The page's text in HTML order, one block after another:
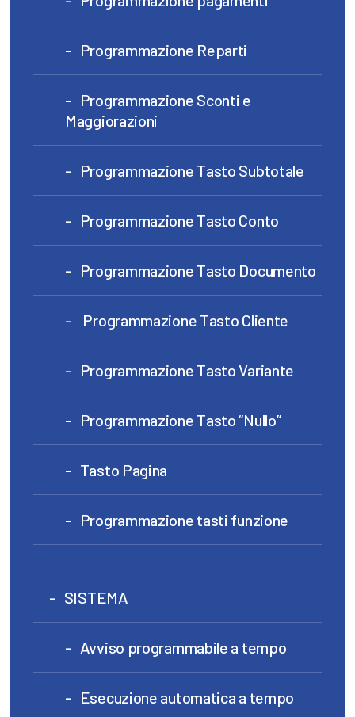
Programmazione Reparti
Programmazione Sconti e
Maggiorazioni
Programmazione Tasto Subtotale
Programmazione Tasto Conto
Programmazione Tasto Documento
Programmazione Tasto Cliente
Programmazione Tasto Variante
Programmazione Tasto “Nullo”
Tasto Pagina
Programmazione tasti funzione
SISTEMA
Avviso programmabile a tempo
Esecuzione automatica a tempo